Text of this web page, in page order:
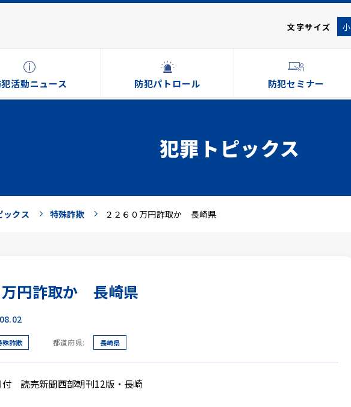
文字サイズ 小
活動ニュース 防犯パトロール 防犯セミナー
犯罪トピックス
ックス 特殊詐欺 ２２６０万円詐取か 長崎県
万円詐取か 長崎県
殊詐欺 都道府県: 長崎県
読売新聞西部朝刊12版・長崎